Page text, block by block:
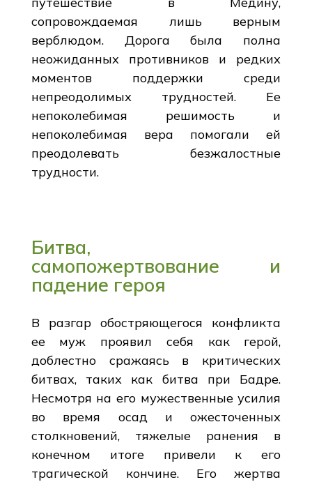
сопровождаемая лишь верным
верблюдом. Дорога была полна
неожиданных противников и редких
моментов поддержки среди
непреодолимых трудностей. Ее
непоколебимая решимость и
непоколебимая вера помогали ей
преодолевать безжалостные
трудности.
Битва,
самопожертвование и
падение героя
В разгар обостряющегося конфликта
ее муж проявил себя как герой,
доблестно сражаясь в критических
битвах, таких как битва при Бадре.
Несмотря на его мужественные усилия
во время осад и ожесточенных
столкновений, тяжелые ранения в
конечном итоге привели к его
трагической кончине. Его жертва